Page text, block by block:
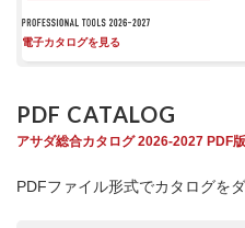
電子カタログを見る
PDF CATALOG
アサダ総合カタログ 2026-2027 PDF版
PDFファイル形式でカタログを